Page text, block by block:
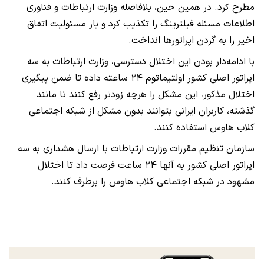
مطرح کرد. در همین حین، بلافاصله وزارت ارتباطات و فناوری
اطلاعات مسئله فیلترینگ را تکذیب کرد و بار مسئولیت اتفاق
اخیر را به گردن اپراتورها انداخت.
با ادامه‌دار بودن این اختلال دسترسی، وزارت ارتباطات به سه
اپراتور اصلی کشور اولتیماتوم ۲۴ ساعته داده تا ضمن پیگیری
اختلال مذکور، این مشکل را هرچه زودتر رفع کنند تا مانند
گذشته، کاربران ایرانی بتوانند بدون مشکل از شبکه اجتماعی
کلاب هاوس استفاده کنند.
سازمان تنظیم مقررات وزارت ارتباطات با ارسال هشداری به سه
اپراتور اصلی کشور به آنها ۲۴ ساعت فرصت داد تا اختلال
مشهود در شبکه اجتماعی کلاب هاوس را برطرف کنند.